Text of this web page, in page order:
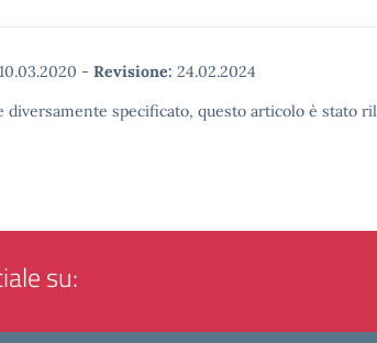
10.03.2020 - Revisione: 24.02.2024
diversamente specificato, questo articolo è stato
su: